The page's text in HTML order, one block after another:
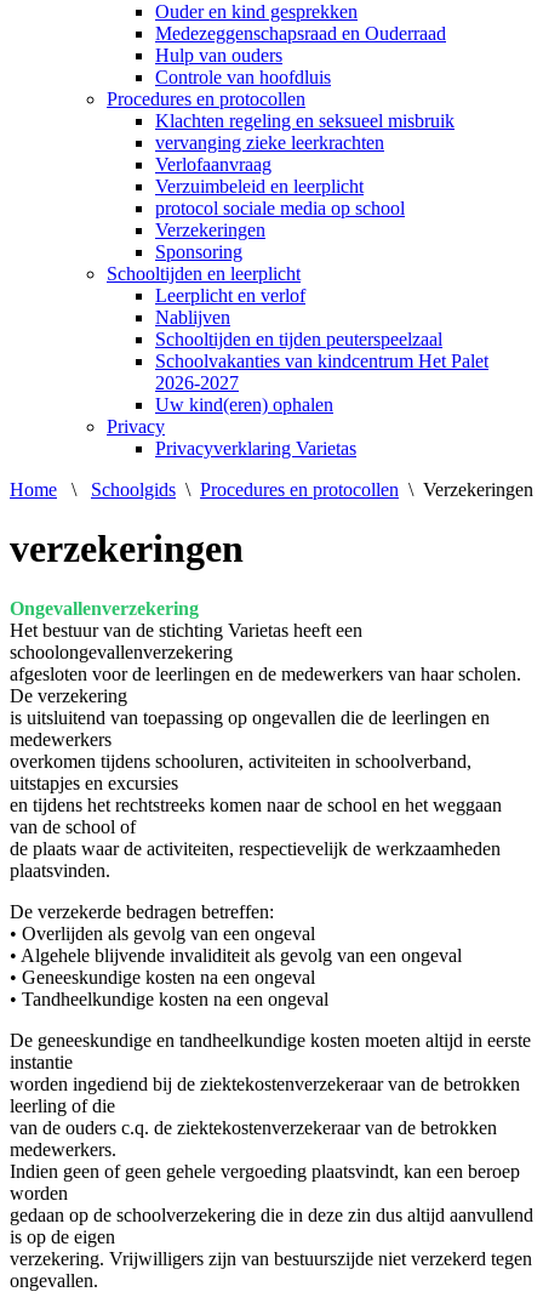
Ouder en kind gesprekken
Medezeggenschapsraad en Ouderraad
Hulp van ouders
Controle van hoofdluis
Procedures en protocollen
Klachten regeling en seksueel misbruik
vervanging zieke leerkrachten
Verlofaanvraag
Verzuimbeleid en leerplicht
protocol sociale media op school
Verzekeringen
Sponsoring
Schooltijden en leerplicht
Leerplicht en verlof
Nablijven
Schooltijden en tijden peuterspeelzaal
Schoolvakanties van kindcentrum Het Palet
2026-2027
Uw kind(eren) ophalen
Privacy
Privacyverklaring Varietas
Home
\ Schoolgids \ Procedures en protocollen \ Verzekeringen
verzekeringen
Ongevallenverzekering
Het bestuur van de stichting Varietas heeft een
schoolongevallenverzekering
afgesloten voor de leerlingen en de medewerkers van haar scholen.
De verzekering
is uitsluitend van toepassing op ongevallen die de leerlingen en
medewerkers
overkomen tijdens schooluren, activiteiten in schoolverband,
uitstapjes en excursies
en tijdens het rechtstreeks komen naar de school en het weggaan
van de school of
de plaats waar de activiteiten, respectievelijk de werkzaamheden
plaatsvinden.
De verzekerde bedragen betreffen:
• Overlijden als gevolg van een ongeval
• Algehele blijvende invaliditeit als gevolg van een ongeval
• Geneeskundige kosten na een ongeval
• Tandheelkundige kosten na een ongeval
De geneeskundige en tandheelkundige kosten moeten altijd in eerste
instantie
worden ingediend bij de ziektekostenverzekeraar van de betrokken
leerling of die
van de ouders c.q. de ziektekostenverzekeraar van de betrokken
medewerkers.
Indien geen of geen gehele vergoeding plaatsvindt, kan een beroep
worden
gedaan op de schoolverzekering die in deze zin dus altijd aanvullend
is op de eigen
verzekering. Vrijwilligers zijn van bestuurszijde niet verzekerd tegen
ongevallen.